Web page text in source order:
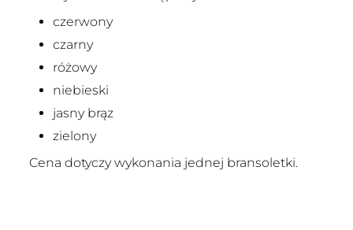
czerwony
czarny
różowy
niebieski
jasny brąz
zielony
Cena dotyczy wykonania jednej bransoletki.